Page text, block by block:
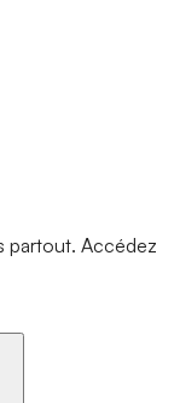
partout. Accédez